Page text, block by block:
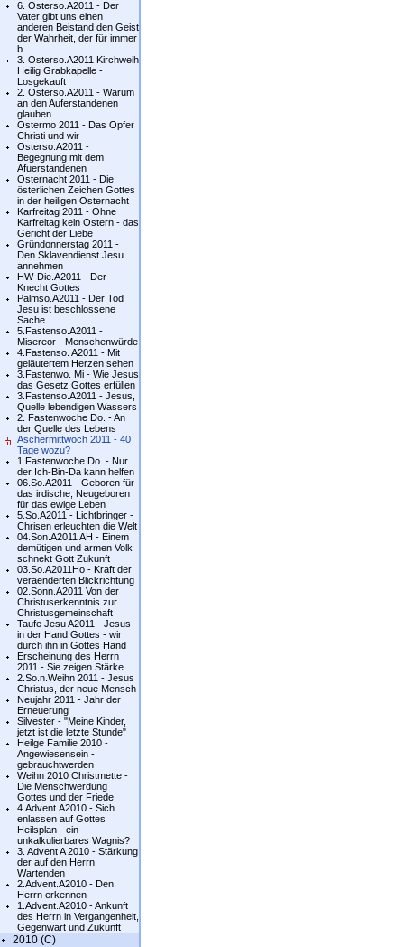
6. Osterso.A2011 - Der
Vater gibt uns einen
anderen Beistand den Geist
der Wahrheit, der für immer
b
3. Osterso.A2011 Kirchweih
Heilig Grabkapelle -
Losgekauft
2. Osterso.A2011 - Warum
an den Auferstandenen
glauben
Ostermo 2011 - Das Opfer
Christi und wir
Osterso.A2011 -
Begegnung mit dem
Afuerstandenen
Osternacht 2011 - Die
österlichen Zeichen Gottes
in der heiligen Osternacht
Karfreitag 2011 - Ohne
Karfreitag kein Ostern - das
Gericht der Liebe
Gründonnerstag 2011 -
Den Sklavendienst Jesu
annehmen
HW-Die.A2011 - Der
Knecht Gottes
Palmso.A2011 - Der Tod
Jesu ist beschlossene
Sache
5.Fastenso.A2011 -
Misereor - Menschenwürde
4.Fastenso. A2011 - Mit
geläutertem Herzen sehen
3.Fastenwo. Mi - Wie Jesus
das Gesetz Gottes erfüllen
3.Fastenso.A2011 - Jesus,
Quelle lebendigen Wassers
2. Fastenwoche Do. - An
der Quelle des Lebens
Aschermittwoch 2011 - 40
Tage wozu?
1.Fastenwoche Do. - Nur
der Ich-Bin-Da kann helfen
06.So.A2011 - Geboren für
das irdische, Neugeboren
für das ewige Leben
5.So.A2011 - Lichtbringer -
Chrisen erleuchten die Welt
04.Son.A2011 AH - Einem
demütigen und armen Volk
schnekt Gott Zukunft
03.So.A2011Ho - Kraft der
veraenderten Blickrichtung
02.Sonn.A2011 Von der
Christuserkenntnis zur
Christusgemeinschaft
Taufe Jesu A2011 - Jesus
in der Hand Gottes - wir
durch ihn in Gottes Hand
Erscheinung des Herrn
2011 - Sie zeigen Stärke
2.So.n.Weihn 2011 - Jesus
Christus, der neue Mensch
Neujahr 2011 - Jahr der
Erneuerung
Silvester - "Meine Kinder,
jetzt ist die letzte Stunde"
Heilge Familie 2010 -
Angewiesensein -
gebrauchtwerden
Weihn 2010 Christmette -
Die Menschwerdung
Gottes und der Friede
4.Advent.A2010 - Sich
enlassen auf Gottes
Heilsplan - ein
unkalkulierbares Wagnis?
3. Advent A 2010 - Stärkung
der auf den Herrn
Wartenden
2.Advent.A2010 - Den
Herrn erkennen
1.Advent.A2010 - Ankunft
des Herrn in Vergangenheit,
Gegenwart und Zukunft
2010 (C)